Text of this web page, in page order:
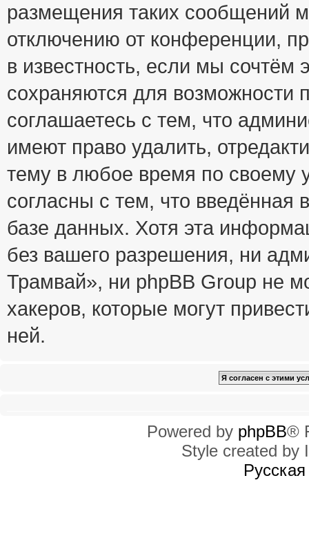
размещения таких сообщений
отключению от конференции,
в известность, если мы
сохраняются для возможности
соглашаетесь с тем, что
имеют право удалить,
тему в любое время по своему
согласны с тем, что
базе данных. Хотя эта
без вашего разрешения, ни
Трамвай», ни phpBB Group не
хакеров, которые могут
ней.
Powered by phpBB®
Style created by